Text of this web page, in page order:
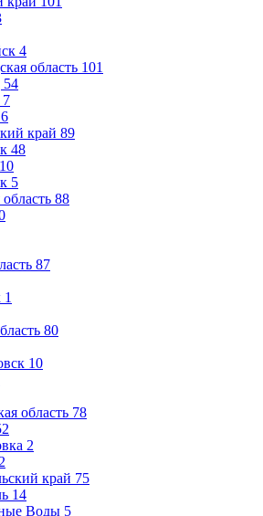
4
область 101
54
7
6
край 89
48
10
5
88
87
1
80
10
область 78
2
2
край 75
14
Воды 5